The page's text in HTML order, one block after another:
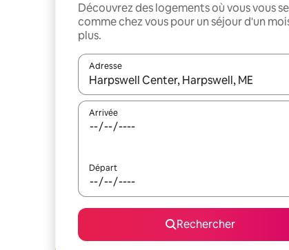
Découvrez des logements où vous vous
comme chez vous pour un séjour d'un
plus.
Adresse
Lorsque les résultats s'affichent, utilisez les
Arrivée
Départ
Rechercher